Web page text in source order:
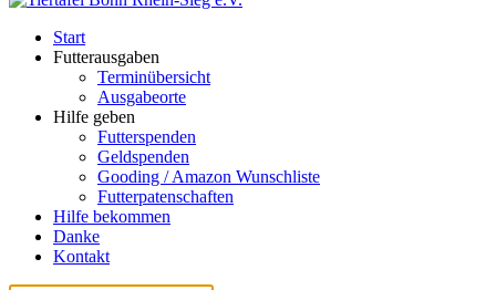
Start
Futterausgaben
Terminübersicht
Ausgabeorte
Hilfe geben
Futterspenden
Geldspenden
Gooding / Amazon Wunschliste
Futterpatenschaften
Hilfe bekommen
Danke
Kontakt